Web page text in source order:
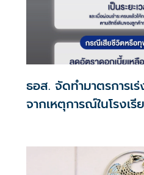
ธอส. จัดทำมาตรการเ
จากเหตุการณ์ในโรงเ